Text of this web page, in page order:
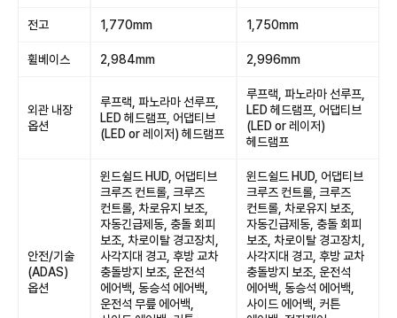
전고 1,770mm 1,750mm
휠베이스 2,984mm 2,996mm
외관 내장
옵션
루프랙, 파노라마 선루프,
LED 헤드램프, 어댑티브
(LED or 레이저) 헤드램프
루프랙, 파노라마 선루프,
LED 헤드램프, 어댑티브
(LED or 레이저)
헤드램프
안전/기술
(ADAS)
옵션
윈드쉴드 HUD, 어댑티브
크루즈 컨트롤, 크루즈
컨트롤, 차로유지 보조,
자동긴급제동, 충돌 회피
보조, 차로이탈 경고장치,
사각지대 경고, 후방 교차
충돌방지 보조, 운전석
에어백, 동승석 에어백,
운전석 무릎 에어백,
윈드쉴드 HUD, 어댑티브
크루즈 컨트롤, 크루즈
컨트롤, 차로유지 보조,
자동긴급제동, 충돌 회피
보조, 차로이탈 경고장치,
사각지대 경고, 후방 교차
충돌방지 보조, 운전석
에어백, 동승석 에어백,
사이드 에어백, 커튼